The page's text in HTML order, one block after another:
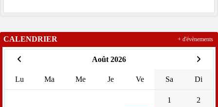
CALENDRIER
Août 2026
Lu Ma Me Je Ve Sa Di
1 2
+ d'évènements